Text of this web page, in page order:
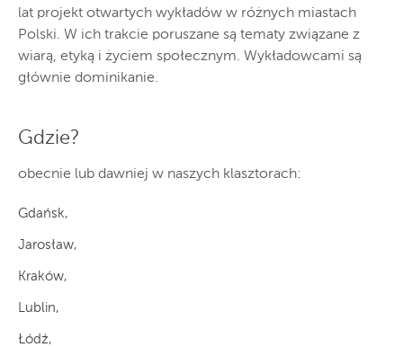
lat projekt otwartych wykładów w różnych miastach
Polski. W ich trakcie poruszane są tematy związane z
wiarą, etyką i życiem społecznym. Wykładowcami są
głównie dominikanie.
Gdzie?
obecnie lub dawniej w naszych klasztorach:
Gdańsk,
Jarosław,
Kraków,
Lublin,
Łódź,